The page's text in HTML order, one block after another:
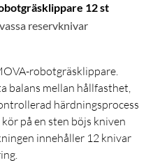
12 st
reservknivar
robotgräsklippare.
balans mellan hållfasthet,
härdningsprocess
på en sten böjs kniven
innehåller 12 knivar